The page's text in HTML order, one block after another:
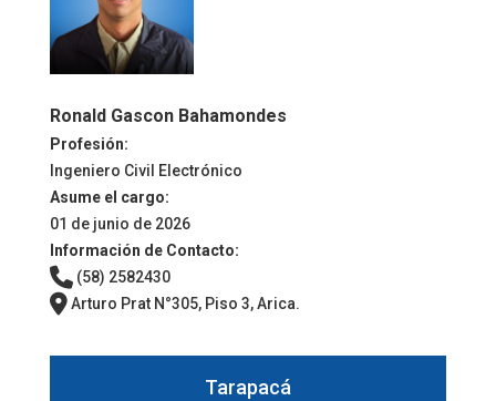
Ronald Gascon Bahamondes
Profesión:
Ingeniero Civil Electrónico
Asume el cargo:
01 de junio de 2026
Información de Contacto:
(58) 2582430
Arturo Prat N°305, Piso 3, Arica.
Tarapacá